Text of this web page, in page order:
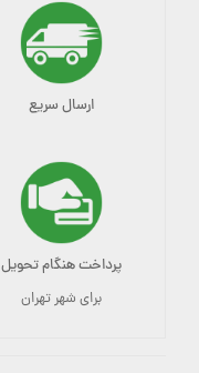
ارسال سریع
پرداخت هنگام تحویل
برای شهر تهران